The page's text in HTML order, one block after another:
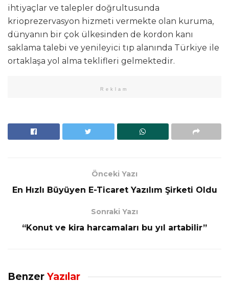
ihtiyaçlar ve talepler doğrultusunda
krioprezervasyon hizmeti vermekte olan kuruma,
dünyanın bir çok ülkesinden de kordon kanı
saklama talebi ve yenileyici tıp alanında Türkiye ile
ortaklaşa yol alma teklifleri gelmektedir.
Reklam
Önceki Yazı
En Hızlı Büyüyen E-Ticaret Yazılım Şirketi Oldu
Sonraki Yazı
“Konut ve kira harcamaları bu yıl artabilir”
Benzer Yazılar